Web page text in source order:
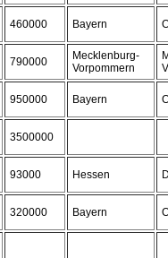
460000 Bayern
790000
Mecklenburg-
Vorpommern
950000 Bayern
3500000
93000 Hessen
320000 Bayern